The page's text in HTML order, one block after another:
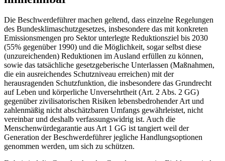
Die Beschwerdeführer machen geltend, dass einzelne Regelungen
des Bundesklimaschutzgesetzes, insbesondere das mit konkreten
Emissionsmengen pro Sektor unterlegte Reduktionsziel bis 2030
(55% gegenüber 1990) und die Möglichkeit, sogar selbst diese
(unzureichenden) Reduktionen im Ausland erfüllen zu können,
sowie das tatsächliche gesetzgeberische Unterlassen (Maßnahmen,
die ein ausreichendes Schutzniveau erreichen) mit der
herausragenden Schutzfunktion, die insbesondere das Grundrecht
auf Leben und körperliche Unversehrtheit (Art. 2 Abs. 2 GG)
gegenüber zivilisatorischen Risiken lebensbedrohender Art und
zahlenmäßig nicht abschätzbaren Umfangs gewährleistet, nicht
vereinbar und deshalb verfassungswidrig ist. Auch die
Menschenwürdegarantie aus Art 1 GG ist tangiert weil der
Generation der Beschwerdeführer jegliche Handlungsoptionen
genommen werden, um sich zu schützen.